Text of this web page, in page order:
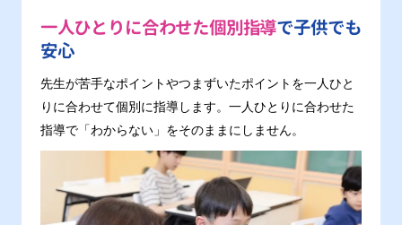
一人ひとりに合わせた個別指導で子供でも
安心
先生が苦手なポイントやつまずいたポイントを一人ひと
りに合わせて個別に指導します。一人ひとりに合わせた
指導で「わからない」をそのままにしません。